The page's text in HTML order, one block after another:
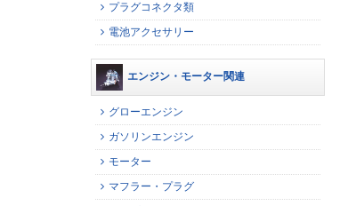
プラグコネクタ類
電池アクセサリー
エンジン・モーター関連
グローエンジン
ガソリンエンジン
モーター
マフラー・プラグ